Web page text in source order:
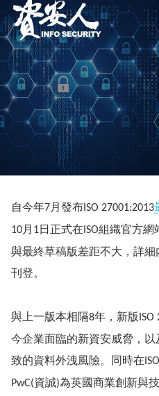
自今年7月發布ISO 27001:2013
10月 1 日正式在 ISO組織官方網
與最終草稿版差距不大，詳
刊登。
與上一版本相隔8年，新版
今企業面臨的新資安威脅，
致的資料外洩風險。同時在 ISO
PwC(資誠)為英國商業創新與